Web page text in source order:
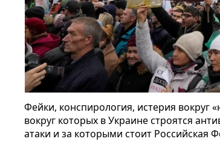
Фейки, конспирология, истерия вокруг
вокруг которых в Украине строятся
атаки и за которыми стоит Российская